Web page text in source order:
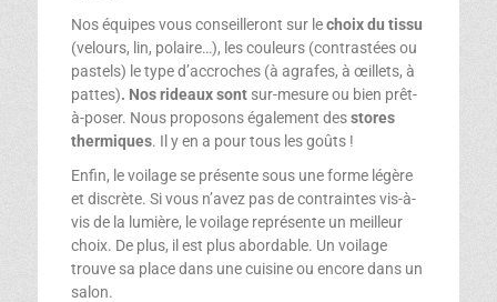
Nos équipes vous conseilleront sur lechoix du tissu
(velours, lin, polaire…), les couleurs (contrastées ou
pastels) le type d’accroches (à agrafes, à œillets, à
pattes). Nos rideaux sont sur-mesure ou bien prêt-
à-poser. Nous proposons également desstores
thermiques. Il y en a pour tous les goûts !
Enfin, le voilage se présente sous une forme légère
et discrète. Si vous n’avez pas de contraintes vis-à-
vis de la lumière, le voilage représente un meilleur
choix. De plus, il est plus abordable. Un voilage
trouve sa place dans une cuisine ou encore dans un
salon.